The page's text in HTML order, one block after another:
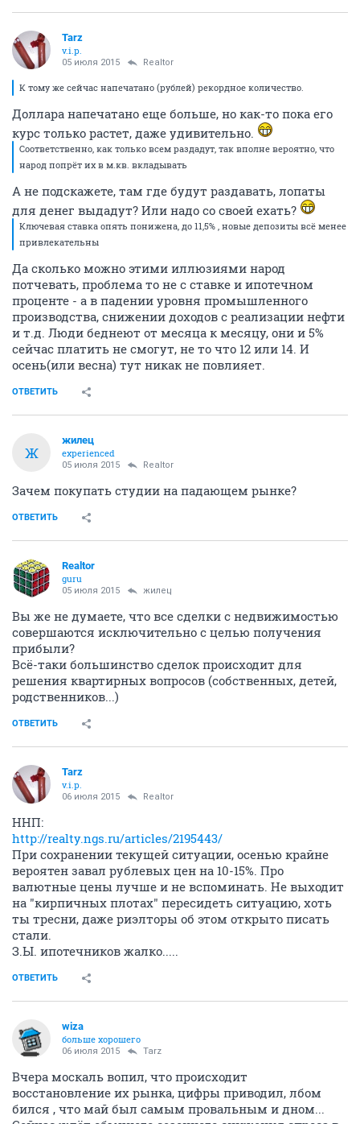
Tarz
v.i.p.
05 июля 2015 Realtor
К тому же сейчас напечатано (рублей) рекордное количество.
Доллара напечатано еще больше, но как-то пока его
курс только растет, даже удивительно.
Соответственно, как только всем раздадут, так вполне вероятно, что
народ попрёт их в м.кв. вкладывать
А не подскажете, там где будут раздавать, лопаты
для денег выдадут? Или надо со своей ехать?
Ключевая ставка опять понижена, до 11,5% , новые депозиты всё менее
привлекательны
Да сколько можно этими иллюзиями народ
потчевать, проблема то не с ставке и ипотечном
проценте - а в падении уровня промышленного
производства, снижении доходов с реализации нефти
и т.д. Люди беднеют от месяца к месяцу, они и 5%
сейчас платить не смогут, не то что 12 или 14. И
осень(или весна) тут никак не повлияет.
ОТВЕТИТЬ
Ж
жилец
experienced
05 июля 2015 Realtor
Зачем покупать студии на падающем рынке?
ОТВЕТИТЬ
Realtor
guru
05 июля 2015 жилец
Вы же не думаете, что все сделки с недвижимостью
совершаются исключительно с целью получения
прибыли?
Всё-таки большинство сделок происходит для
решения квартирных вопросов (собственных, детей,
родственников...)
ОТВЕТИТЬ
Tarz
v.i.p.
06 июля 2015 Realtor
ННП:
http://realty.ngs.ru/articles/2195443/
При сохранении текущей ситуации, осенью крайне
вероятен завал рублевых цен на 10-15%. Про
валютные цены лучше и не вспоминать. Не выходит
на "кирпичных плотах" пересидеть ситуацию, хоть
ты тресни, даже риэлторы об этом открыто писать
стали.
З.Ы. ипотечников жалко.....
ОТВЕТИТЬ
wiza
больше хорошего
06 июля 2015 Tarz
Вчера москаль вопил, что происходит
восстановление их рынка, цифры приводил, лбом
бился , что май был самым провальным и дном...